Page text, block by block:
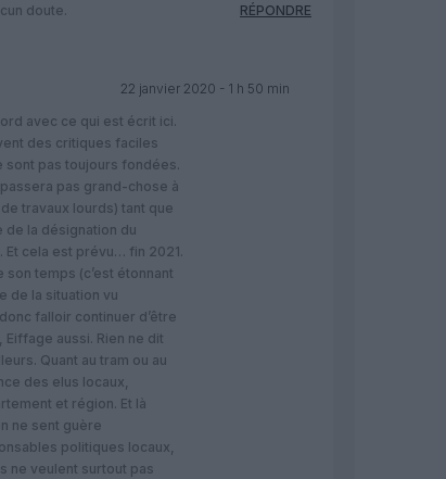
doute.
RÉPONDRE
22 janvier 2020 - 1 h 50 min
avec ce qui est écrit ici.
des critiques faciles
sont pas toujours fondées.
pas grand-chose à
travaux lourds) tant que
de la désignation du
cela est prévu… fin 2021.
son temps (c’est étonnant
de la situation vu
falloir continuer d’être
aussi. Rien ne dit
Quant au tram ou au
des elus locaux,
et région. Et là
ne sent guère
politiques locaux,
ne veulent surtout pas